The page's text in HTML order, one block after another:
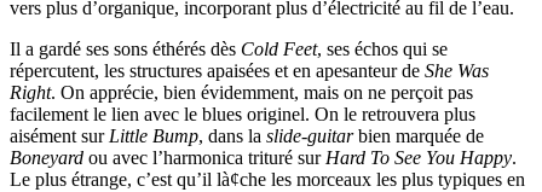
vers plus d’organique, incorporant plus d’électricité au fil de l’eau.
Il a gardé ses sons éthérés dès Cold Feet, ses échos qui se
répercutent, les structures apaisées et en apesanteur de She Was
Right. On apprécie, bien évidemment, mais on ne perçoit pas
facilement le lien avec le blues originel. On le retrouvera plus
aisément sur Little Bump, dans la slide-guitarbien marquée de
Boneyard ou avec l’harmonica trituré sur Hard To See You Happy.
Le plus étrange, c’est qu’il là¢che les morceaux les plus typiques en